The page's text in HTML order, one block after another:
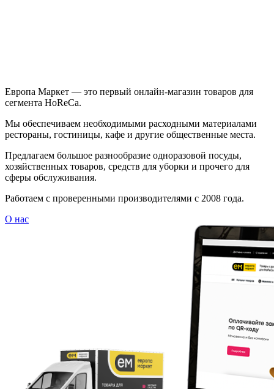
Европа Маркет — это первый онлайн-магазин товаров для
сегмента HoReCa.
Мы обеспечиваем необходимыми расходными материалами
рестораны, гостиницы, кафе и другие общественные места.
Предлагаем большое разнообразие одноразовой посуды,
хозяйственных товаров, средств для уборки и прочего для
сферы обслуживания.
Работаем с проверенными производителями с 2008 года.
О нас